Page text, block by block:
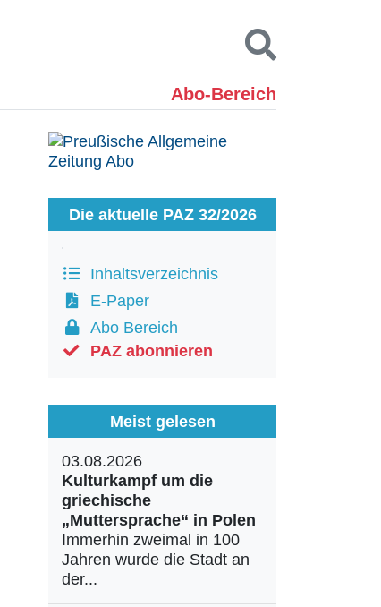
Abo-Bereich
Kontakt
Die aktuelle PAZ 32/2026
Inhaltsverzeichnis
E-Paper
Abo Bereich
PAZ abonnieren
Meist gelesen
03.08.2026
Kulturkampf um die
griechische
„Muttersprache“ in Polen
Immerhin zweimal in 100
Jahren wurde die Stadt an
der...